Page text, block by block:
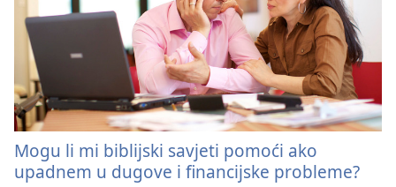
Mogu li mi biblijski savjeti pomoći ako
upadnem u dugove i financijske probleme?